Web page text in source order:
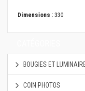
Dimensions : 330
BOUGIES ET
COIN PHOTOS